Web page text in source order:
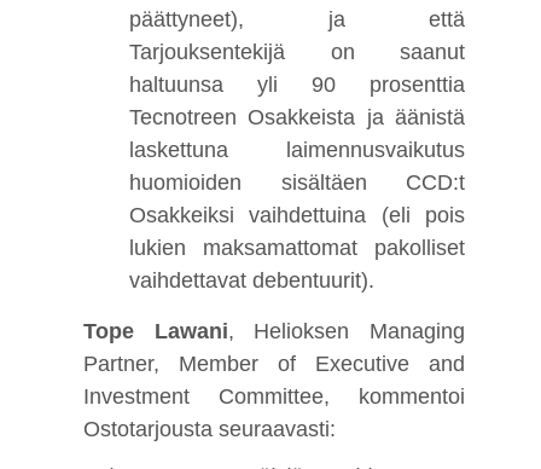
päättyneet), ja että
Tarjouksentekijä on saanut
haltuunsa yli 90 prosenttia
Tecnotreen Osakkeista ja äänistä
laskettuna laimennusvaikutus
huomioiden sisältäen CCD:t
Osakkeiksi vaihdettuina (eli pois
lukien maksamattomat pakolliset
vaihdettavat debentuurit).
Tope Lawani, Helioksen Managing
Partner, Member of Executive and
Investment Committee, kommentoi
Ostotarjousta seuraavasti: